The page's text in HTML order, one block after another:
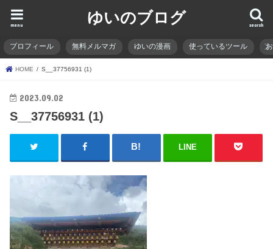
ゆいのブログ search
menu
プロフィール 無料メルマガ ゆいの漫画 使っているツール
HOME S__37756931 (1)
2023.09.02
S__37756931 (1)
LINE